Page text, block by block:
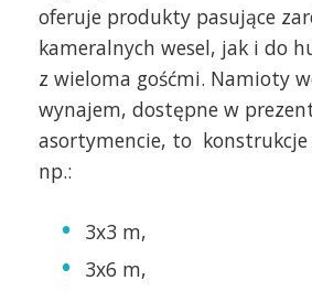
oferuje produkty pasujące
kameralnych wesel, jak i do
z wieloma gośćmi. Namioty
wynajem, dostępne w
asortymencie, to
np.:
3x3 m,
3x6 m,